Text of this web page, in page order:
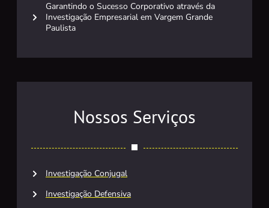
Garantindo o Sucesso Corporativo através da
Investigação Empresarial em Vargem Grande
Paulista
Nossos Serviços
Investigação Conjugal
Investigação Defensiva